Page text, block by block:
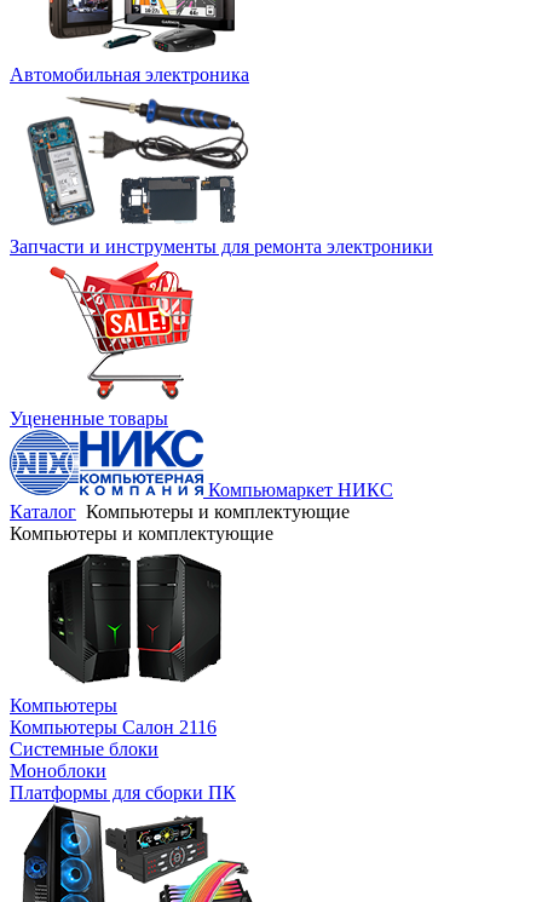
Автомобильная электроника
Запчасти и инструменты для ремонта электроники
Уцененные товары
Компьюмаркет НИКС
Каталог Компьютеры и комплектующие
Компьютеры и комплектующие
Компьютеры
Компьютеры Салон 2116
Системные блоки
Моноблоки
Платформы для сборки ПК